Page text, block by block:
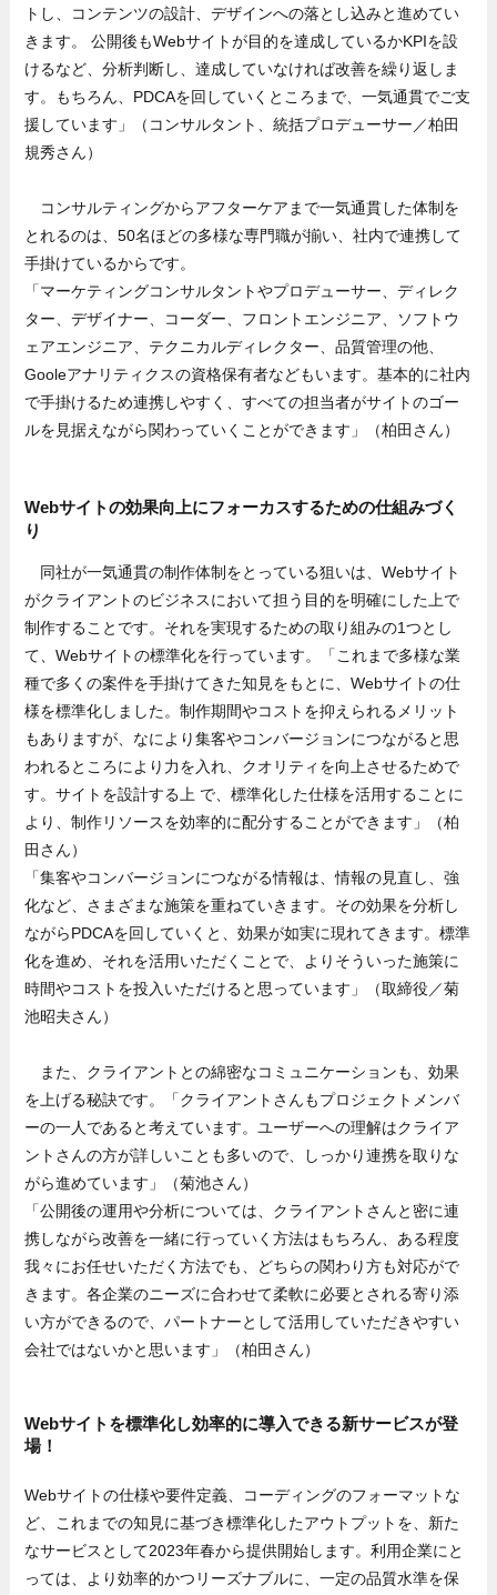
トし、コンテンツの設計、デザインへの落とし込みと進めてい
きます。 公開後もWebサイトが目的を達成しているかKPIを設
けるなど、分析判断し、達成していなければ改善を繰り返しま
す。もちろん、PDCAを回していくところまで、一気通貫でご支
援しています」（コンサルタント、統括プロデューサー／柏田
規秀さん）
コンサルティングからアフターケアまで一気通貫した体制を
とれるのは、50名ほどの多様な専門職が揃い、社内で連携して
手掛けているからです。
「マーケティングコンサルタントやプロデューサー、ディレク
ター、デザイナー、コーダー、フロントエンジニア、ソフトウ
ェアエンジニア、テクニカルディレクター、品質管理の他、
Gooleアナリティクスの資格保有者などもいます。基本的に社内
で手掛けるため連携しやすく、すべての担当者がサイトのゴー
ルを見据えながら関わっていくことができます」（柏田さん）
Webサイトの効果向上にフォーカスするための仕組みづく
り
同社が一気通貫の制作体制をとっている狙いは、Webサイト
がクライアントのビジネスにおいて担う目的を明確にした上で
制作することです。それを実現するための取り組みの1つとし
て、Webサイトの標準化を行っています。「これまで多様な業
種で多くの案件を手掛けてきた知見をもとに、Webサイトの仕
様を標準化しました。制作期間やコストを抑えられるメリット
もありますが、なにより集客やコンバージョンにつながると思
われるところにより力を入れ、クオリティを向上させるためで
す。サイトを設計する上 で、標準化した仕様を活用することに
より、制作リソースを効率的に配分することができます」（柏
田さん）
「集客やコンバージョンにつながる情報は、情報の見直し、強
化など、さまざまな施策を重ねていきます。その効果を分析し
ながらPDCAを回していくと、効果が如実に現れてきます。標準
化を進め、それを活用いただくことで、よりそういった施策に
時間やコストを投入いただけると思っています」（取締役／菊
池昭夫さん）
また、クライアントとの綿密なコミュニケーションも、効果
を上げる秘訣です。「クライアントさんもプロジェクトメンバ
ーの一人であると考えています。ユーザーへの理解はクライア
ントさんの方が詳しいことも多いので、しっかり連携を取りな
がら進めています」（菊池さん）
「公開後の運用や分析については、クライアントさんと密に連
携しながら改善を一緒に行っていく方法はもちろん、ある程度
我々にお任せいただく方法でも、どちらの関わり方も対応がで
きます。各企業のニーズに合わせて柔軟に必要とされる寄り添
い方ができるので、パートナーとして活用していただきやすい
会社ではないかと思います」（柏田さん）
Webサイトを標準化し効率的に導入できる新サービスが登
場！
Webサイトの仕様や要件定義、コーディングのフォーマットな
ど、これまでの知見に基づき標準化したアウトプットを、新た
なサービスとして2023年春から提供開始します。利用企業にと
っては、より効率的かつリーズナブルに、一定の品質水準を保